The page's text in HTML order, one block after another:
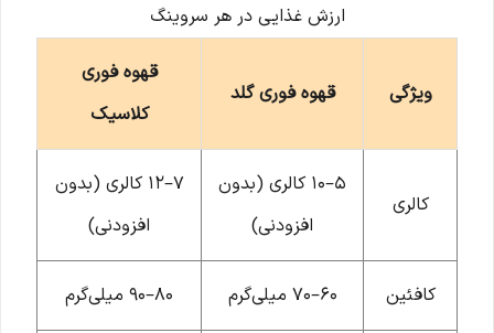
ارزش غذایی در هر سروینگ
ویژگی قهوه فوری گلد
قهوه فوری
کلاسیک
کالری
۵–۱۰ کالری (بدون
افزودنی)
۷–۱۲ کالری (بدون
افزودنی)
کافئین ۶۰–۷۰ میلی‌گرم ۸۰–۹۰ میلی‌گرم